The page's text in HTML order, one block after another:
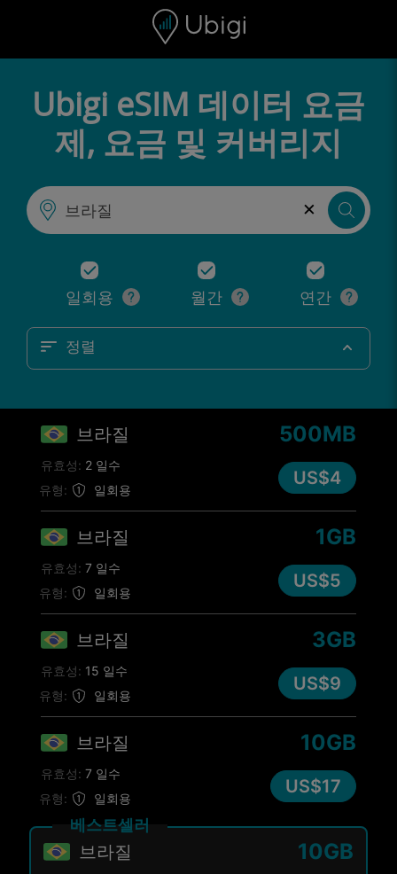
내비게이션 바 하단
Ubigi eSIM 데이터 요금
제, 요금 및 커버리지
×
일회용 월간 연간
정렬
브라질
유형: 일회용
500MB
유효성: 2 일수
US$4
브라질
유형: 일회용
1GB
유효성: 7 일수
US$5
브라질
유형: 일회용
3GB
유효성: 15 일수
US$9
브라질
유형: 일회용
10GB
유효성: 7 일수
US$17
브라질 10GB
베스트셀러